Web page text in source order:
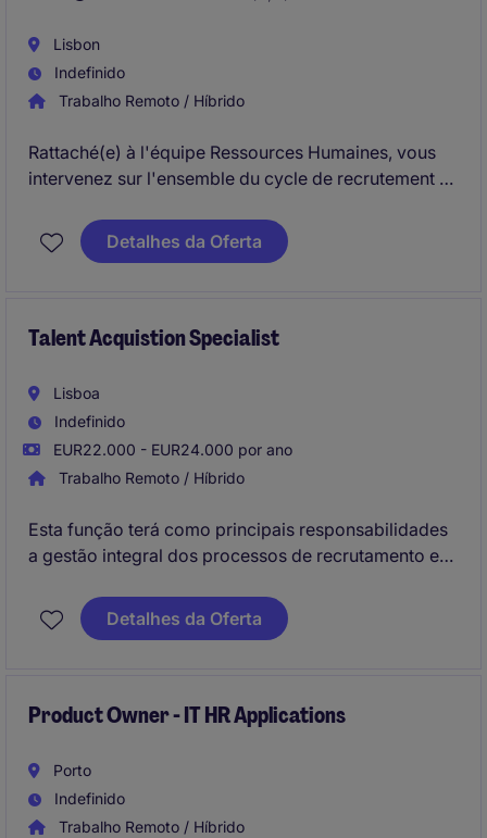
Lisbon
Indefinido
Trabalho Remoto / Híbrido
Rattaché(e) à l'équipe Ressources Humaines, vous
intervenez sur l'ensemble du cycle de recrutement et
des talents. Vous accompagnez les managers dans
l'identification de leurs besoins et participez à
Detalhes da Oferta
Talent Acquistion Specialist
Lisboa
Indefinido
EUR22.000 - EUR24.000 por ano
Trabalho Remoto / Híbrido
Esta função terá como principais responsabilidades
a gestão integral dos processos de recrutamento e
assegurando a qualidade das contratações e o
alinhamento com as necessidades do negócio, em
atração de talento.
Detalhes da Oferta
Product Owner - IT HR Applications
Porto
Indefinido
Trabalho Remoto / Híbrido